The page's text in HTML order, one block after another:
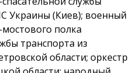
Украины (Киев); военный
полка
транспорта из
области; оркестр